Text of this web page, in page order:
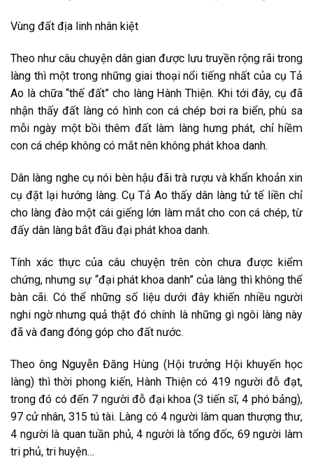
Vùng đất địa linh nhân kiệt
Theo như câu chuyện dân gian được lưu truyền rộng rãi trong
làng thì một trong những giai thoại nổi tiếng nhất của cụ Tả
Ao là chữa “thế đất” cho làng Hành Thiện. Khi tới đây, cụ đã
nhận thấy đất làng có hình con cá chép bơi ra biển, phù sa
mỗi ngày một bồi thêm đất làm làng hưng phát, chỉ hiềm
con cá chép không có mắt nên không phát khoa danh.
Dân làng nghe cụ nói bèn hậu đãi trà rượu và khẩn khoản xin
cụ đặt lại hướng làng. Cụ Tả Ao thấy dân làng tử tế liền chỉ
cho làng đào một cái giếng lớn làm mắt cho con cá chép, từ
đấy dân làng bắt đầu đại phát khoa danh.
Tính xác thực của câu chuyện trên còn chưa được kiểm
chứng, nhưng sự “đại phát khoa danh” của làng thì không thể
bàn cãi. Có thể những số liệu dưới đây khiến nhiều người
nghi ngờ nhưng quả thật đó chính là những gì ngôi làng này
đã và đang đóng góp cho đất nước.
Theo ông Nguyễn Đăng Hùng (Hội trưởng Hội khuyến học
làng) thì thời phong kiến, Hành Thiện có 419 người đỗ đạt,
trong đó có đến 7 người đỗ đại khoa (3 tiến sĩ, 4 phó bảng),
97 cử nhân, 315 tú tài. Làng có 4 người làm quan thượng thư,
4 người là quan tuần phủ, 4 người là tổng đốc, 69 người làm
tri phủ, tri huyện…